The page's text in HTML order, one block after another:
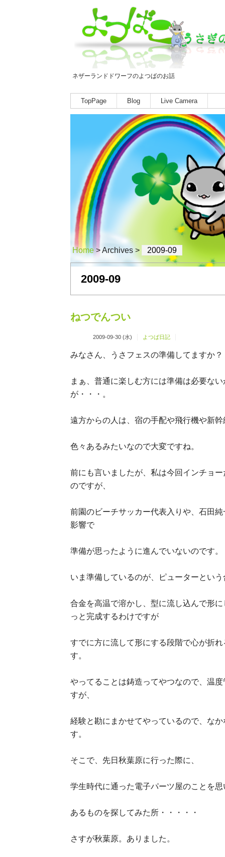
ネザーランドドワーフのよつばのお話
TopPage Blog Live Camera
Home> Archives > 2009-09
2009-09
ねつでんつい
2009-09-30 (水) よつば日記
みなさん、うさフェスの準備してますか？
まぁ、普通に楽しむ方には準備は必要な
が・・・。
遠方からの人は、宿の手配や飛行機や新
色々あるみたいなので大変ですね。
前にも言いましたが、私は今回インチョ
のですが、
前園のビーチサッカー代表入りや、石田
影響で
準備が思ったように進んでいないのです。
いま準備しているのが、ピューターとい
合金を高温で溶かし、型に流し込んで形
っと完成するわけですが
すでに方に流して形にする段階で心が折
す。
やってることは鋳造ってやつなので、温
すが、
経験と勘にまかせてやっているので、な
す。
そこで、先日秋葉原に行った際に、
学生時代に通った電子パーツ屋のことを思
あるものを探してみた所・・・・・
さすが秋葉原。ありました。